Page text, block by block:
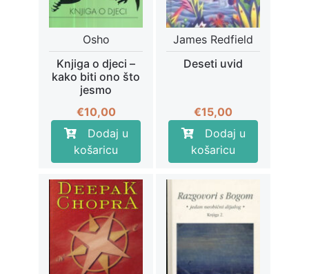
Osho
Knjiga o djeci –
kako biti ono što
jesmo
€10,00
Dodaj u
košaricu
James Redfield
Deseti uvid
€15,00
Dodaj u
košaricu